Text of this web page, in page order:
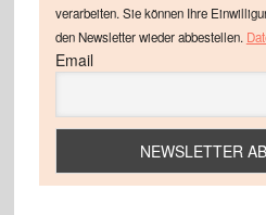
verarbeiten. Sie können Ihre
den Newsletter wieder abbestellen.
Email